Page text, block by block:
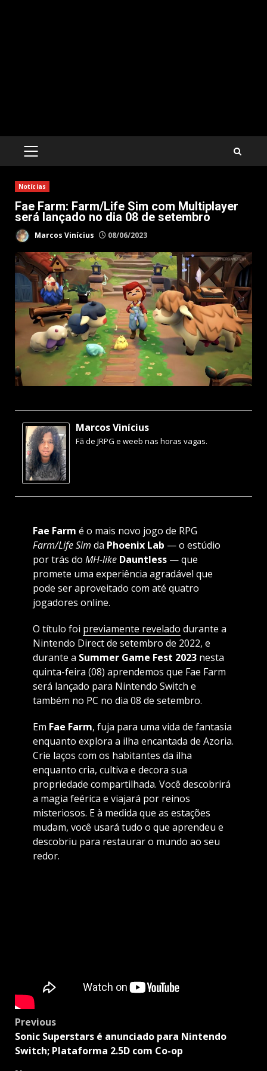
PRIMARY
Notícias
Fae Farm: Farm/Life Sim com Multiplayer
será lançado no dia 08 de setembro
Marcos Vinícius 08/06/2023
Marcos Vinícius
Fã de JRPG e weeb nas horas vagas.
Fae Farm é o mais novo jogo de RPG
Farm/Life Sim da Phoenix Lab — o estúdio
por trás do MH-like Dauntless— que
promete uma experiência agradável que
pode ser aproveitado com até quatro
jogadores online.
O título foi previamente revelado durante a
Nintendo Direct de setembro de 2022, e
durante a Summer Game Fest 2023nesta
quinta-feira (08) aprendemos que Fae Farm
será lançado para Nintendo Switch e
também no PC no dia 08 de setembro.
Em Fae Farm, fuja para uma vida de fantasia
enquanto explora a ilha encantada de Azoria.
Crie laços com os habitantes da ilha
enquanto cria, cultiva e decora sua
propriedade compartilhada. Você descobrirá
a magia feérica e viajará por reinos
misteriosos. E à medida que as estações
mudam, você usará tudo o que aprendeu e
descobriu para restaurar o mundo ao seu
redor.
Post
navigation
Previous
Sonic Superstars é anunciado para Nintendo
Switch; Plataforma 2.5D com Co-op